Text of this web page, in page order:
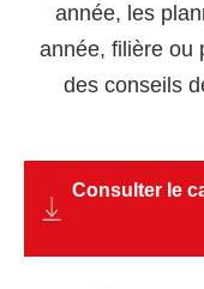
année, les
année, filière ou
des conseils
Consulter le